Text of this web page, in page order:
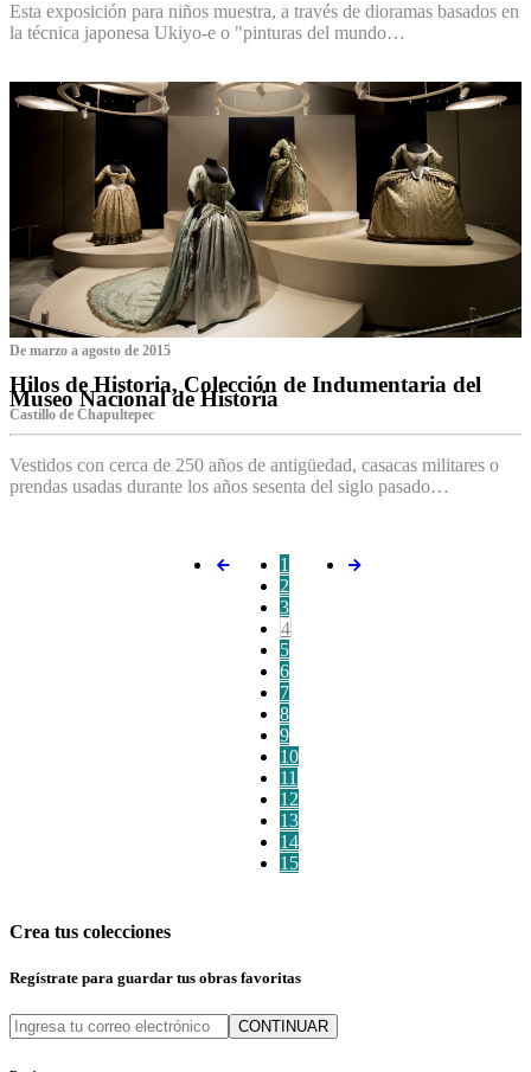
Esta exposición para niños muestra, a través de dioramas basados en
la técnica japonesa Ukiyo-e o "pinturas del mundo…
De marzo a agosto de 2015
Hilos de Historia, Colección de Indumentaria del
Museo Nacional de Historia
Castillo de Chapultepec
Vestidos con cerca de 250 años de antigüedad, casacas militares o
prendas usadas durante los años sesenta del siglo pasado…
1
2
3
4
5
6
7
8
9
10
11
12
13
14
15
Crea tus colecciones
Regístrate para guardar tus obras favoritas
CONTINUAR